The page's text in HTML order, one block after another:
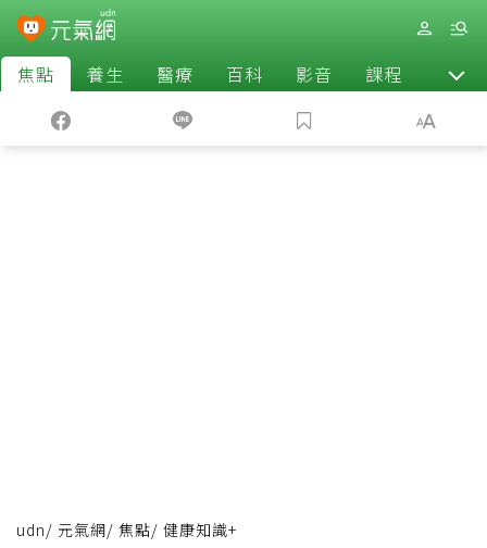
焦點 養生 醫療 百科 影音 課程 退休
udn/ 元氣網/ 焦點/ 健康知識+